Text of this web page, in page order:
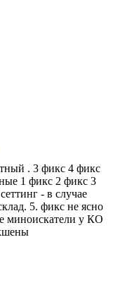
. 3 фикс 4 фикс
1 фикс 2 фикс 3
- в случае
5. фикс не ясно
миноискатели у КО